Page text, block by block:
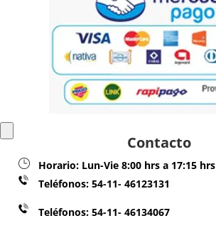
Contacto
Horario: Lun-Vie 8:00 hrs a 17:15 hrs
Teléfonos: 54-11- 46123131
Teléfonos: 54-11- 46134067